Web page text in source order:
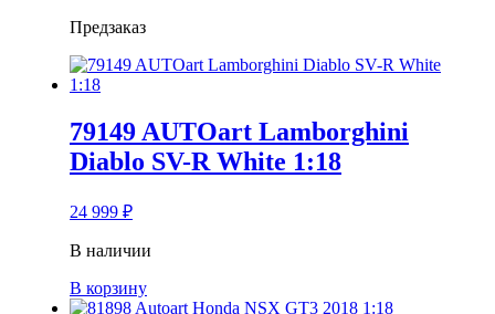
Предзаказ
79149 AUTOart Lamborghini
Diablo SV-R White 1:18
24 999 ₽
В наличии
В корзину